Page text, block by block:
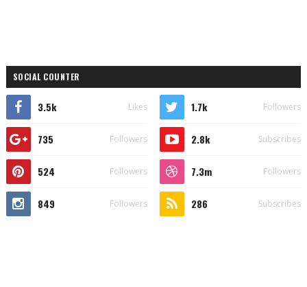
SOCIAL COUNTER
3.5k Likes 1.7k Followers
735 Followers 2.8k Subscribes
524 Followers 7.3m Followers
849 Followers 286 Subscribes